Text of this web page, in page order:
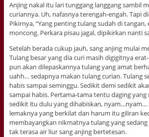
Anjing nakal itu lari tunggang langgang sambil
curiannya. Uh, nafasnya terengah-engah. Tapi
Pikirnya, “Yang penting tulang sudah di
moncong. Perkara pisau jagal, dipikirkan nanti
Setelah berada cukup jauh, sang anjing mulai
Tulang besar yang dia curi masih digigitnya
pun akan dilepaskannya tulang yang amat
uahh… sedapnya makan tulang curian. Tulang
habis sampai seminggu. Sedikit demi sedikit
sampai habis. Pertama-tama tentu daging
sedikit itu dulu yang dihabiskan, nyam…nyam…
lemaknya yang berkilat dan harum itu giliran
membayangkan nikmatnya tulang yang
tak terasa air liur sang anjing bertetesan.